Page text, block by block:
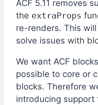
ACF 5.11 removes
the extraProps
re-renders. This
solve issues with
We want ACF
possible to core or
blocks. Therefore
introducing support